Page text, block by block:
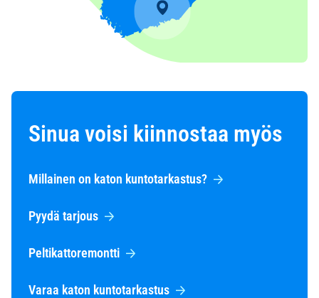
Sinua voisi kiinnostaa myös
Millainen on katon kuntotarkastus?
Pyydä tarjous
Peltikattoremontti
Varaa katon kuntotarkastus